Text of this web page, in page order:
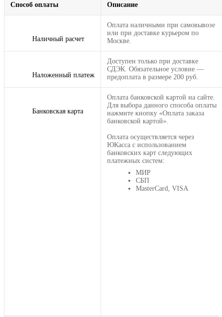
Способ оплаты Описание
Наличный расчет
Оплата наличными при самовывозе
или при доставке курьером по
Москве.
Наложенный платеж
Доступен только при доставке
СДЭК. Обязательное условие —
предоплата в размере 200 руб.
Банковская карта
Оплата банковской картой на сайте.
Для выбора данного способа оплаты
нажмите кнопку «Оплата заказа
банковской картой».
Оплата осуществляется через
ЮКасса с использованием
банковских карт следующих
платежных систем:
МИР
СБП
MasterCard, VISA